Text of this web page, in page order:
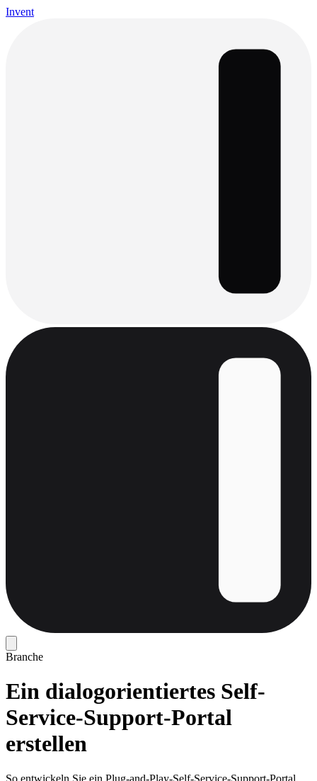
Invent
Branche
Ein dialogorientiertes Self-
Service-Support-Portal
erstellen
So entwickeln Sie ein Plug-and-Play-Self-Service-Support-Portal,